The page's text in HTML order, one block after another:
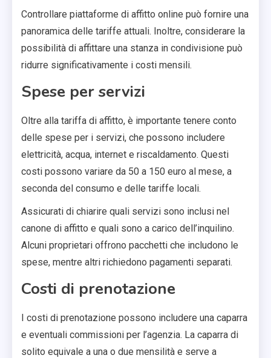
Controllare piattaforme di affitto online può fornire una
panoramica delle tariffe attuali. Inoltre, considerare la
possibilità di affittare una stanza in condivisione può
ridurre significativamente i costi mensili.
Spese per servizi
Oltre alla tariffa di affitto, è importante tenere conto
delle spese per i servizi, che possono includere
elettricità, acqua, internet e riscaldamento. Questi
costi possono variare da 50 a 150 euro al mese, a
seconda del consumo e delle tariffe locali.
Assicurati di chiarire quali servizi sono inclusi nel
canone di affitto e quali sono a carico dell’inquilino.
Alcuni proprietari offrono pacchetti che includono le
spese, mentre altri richiedono pagamenti separati.
Costi di prenotazione
I costi di prenotazione possono includere una caparra
e eventuali commissioni per l’agenzia. La caparra di
solito equivale a una o due mensilità e serve a